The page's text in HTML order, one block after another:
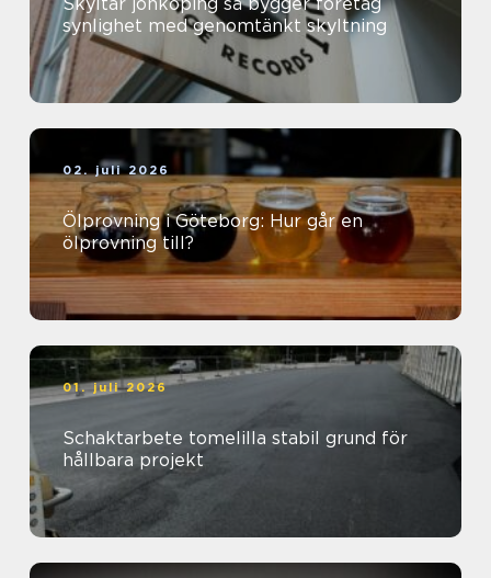
synlighet med genomtänkt skyltning
02. juli 2026
Ölprovning i Göteborg: Hur går en
ölprovning till?
01. juli 2026
Schaktarbete tomelilla stabil grund för
hållbara projekt